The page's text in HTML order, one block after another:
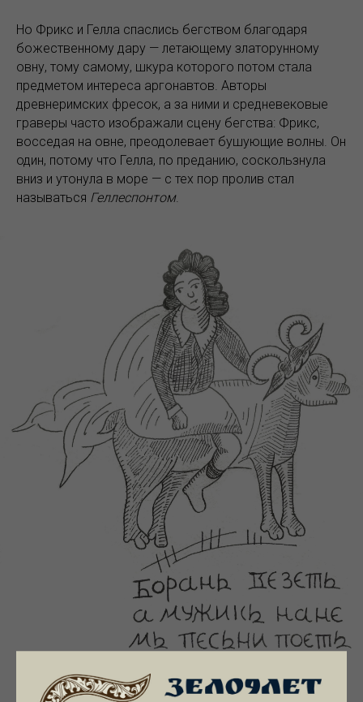
Но Фрикс и Гелла спаслись бегством благодаря
божественному дару — летающему златорунному
овну, тому самому, шкура которого потом стала
предметом интереса аргонавтов. Авторы
древнеримских фресок, а за ними и средневековые
граверы часто изображали сцену бегства: Фрикс,
восседая на овне, преодолевает бушующие волны. Он
один, потому что Гелла, по преданию, соскользнула
вниз и утонула в море — с тех пор пролив стал
называться Геллеспонтом.